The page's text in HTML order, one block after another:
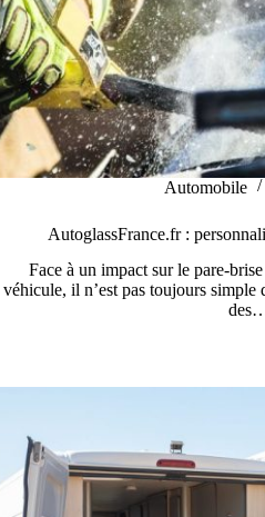
Automobile
AutoglassFrance.fr :
Face à un impact sur le pare-
véhicule, il n’est pas toujours simple